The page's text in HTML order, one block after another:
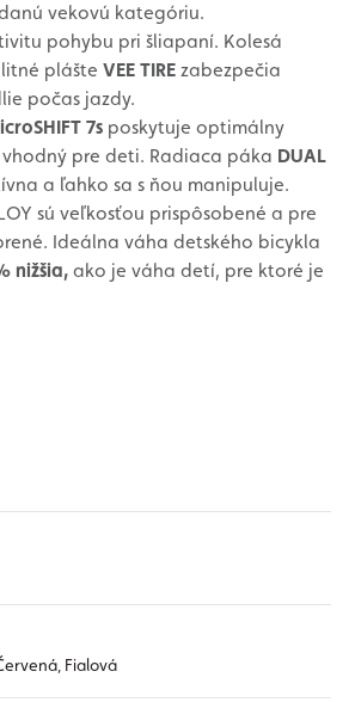
vekovú kategóriu.
pohybu pri šliapaní. Kolesá
plášte VEE TIRE zabezpečia
počas jazdy.
7s poskytuje optimálny
pre deti. Radiaca páka DUAL
a ľahko sa s ňou manipuluje.
sú veľkosťou prispôsobené a pre
Ideálna váha detského bicykla
nižšia, ako je váha detí, pre ktoré je
Fialová